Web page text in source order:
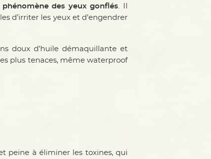
des yeux gonflés. Il
d’irriter les yeux et d’engendrer
doux d’huile démaquillante et
plus tenaces, même waterproof
peine à éliminer les toxines, qui